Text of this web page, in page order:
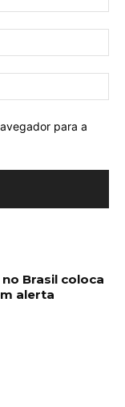
para a
Brasil coloca
alerta